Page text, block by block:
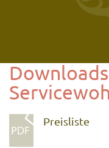
Preisliste